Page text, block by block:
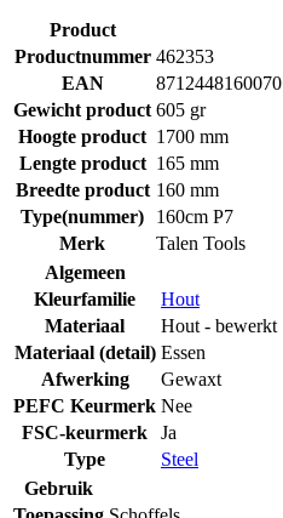
Product
Productnummer 462353
EAN
8712448160070
Gewicht product 605 gr
Hoogte product 1700 mm
Lengte product 165 mm
Breedte product 160 mm
Type(nummer)
160cm P7
Merk
Talen Tools
Algemeen
Kleurfamilie
Hout
Materiaal
Hout - bewerkt
Materiaal (detail) Essen
Afwerking
Gewaxt
PEFC Keurmerk Nee
FSC-keurmerk
Ja
Type
Steel
Gebruik